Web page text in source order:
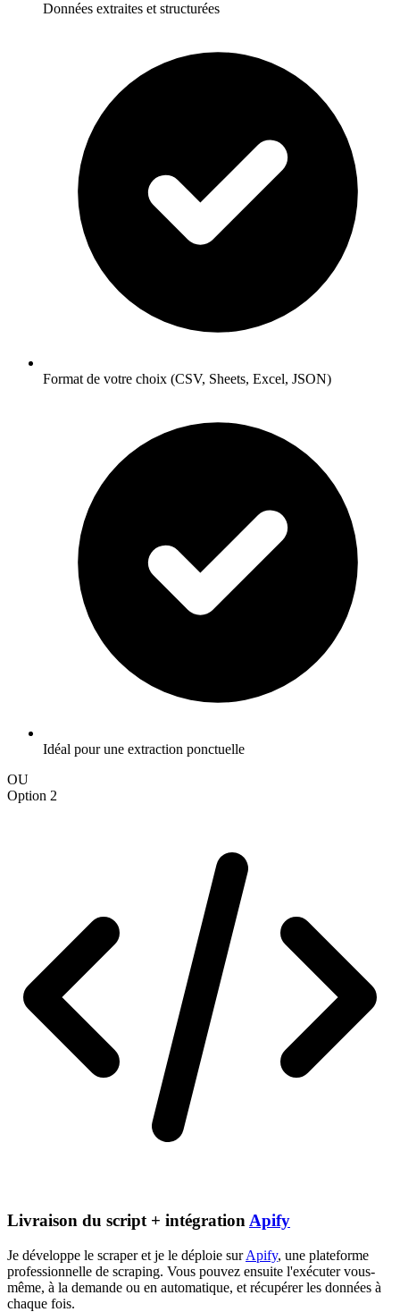
Données extraites et structurées
Format de votre choix (CSV, Sheets, Excel, JSON)
Idéal pour une extraction ponctuelle
OU
Option 2
Livraison du script + intégration Apify
Je développe le scraper et je le déploie surApify, une plateforme
professionnelle de scraping. Vous pouvez ensuite l'exécuter vous-
même, à la demande ou en automatique, et récupérer les données à
chaque fois.